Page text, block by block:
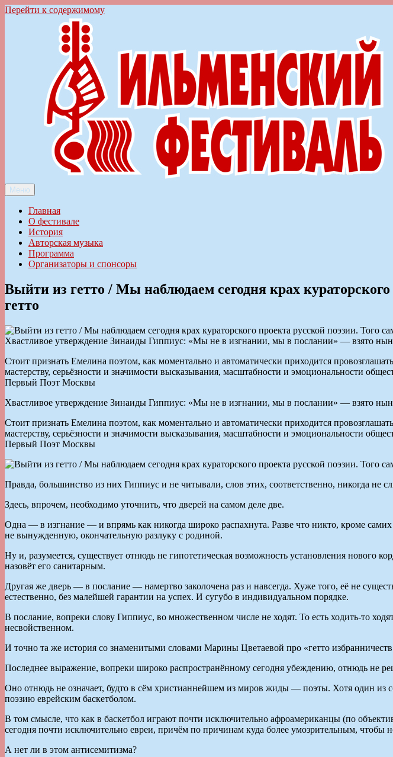
Перейти к содержимому
Ильменский фестиваль авторской песни
Меню
Главная
О фестивале
История
Авторская музыка
Программа
Организаторы и спонсоры
Выйти из гетто / Мы наблюдаем сегодня крах
гетто
Хвастливое утверждение Зинаиды Гиппиус: «Мы не в изгнании, мы в послании» — взято
Стоит признать Емелина поэтом, как моментально и автоматически приходится
мастерству, серьёзности и значимости высказывания, масштабности и эмоциональности
Первый Поэт Москвы
Хвастливое утверждение Зинаиды Гиппиус: «Мы не в изгнании, мы в послании» — взято
Стоит признать Емелина поэтом, как моментально и автоматически приходится
мастерству, серьёзности и значимости высказывания, масштабности и эмоциональности
Первый Поэт Москвы
Правда, большинство из них Гиппиус и не читывали, слов этих, соответственно, никогда
Здесь, впрочем, необходимо уточнить, что дверей на самом деле две.
Одна — в изгнание — и впрямь как никогда широко распахнута. Разве что никто, кроме
не вынужденную, окончательную разлуку с родиной.
Ну и, разумеется, существует отнюдь не гипотетическая возможность установления
назовёт его санитарным.
Другая же дверь — в послание — намертво заколочена раз и навсегда. Хуже того, её не
естественно, без малейшей гарантии на успех. И сугубо в индивидуальном порядке.
В послание, вопреки слову Гиппиус, во множественном числе не ходят. То есть ходить-то
несвойственном.
И точно та же история со знаменитыми словами Марины Цветаевой про «гетто
Последнее выражение, вопреки широко распространённому сегодня убеждению, отнюдь не
Оно отнюдь не означает, будто в сём христианнейшем из миров жиды — поэты. Хотя один
поэзию еврейским баскетболом.
В том смысле, что как в баскетбол играют почти исключительно афроамериканцы (по
сегодня почти исключительно евреи, причём по причинам куда более умозрительным, чтобы
А нет ли в этом антисемитизма?